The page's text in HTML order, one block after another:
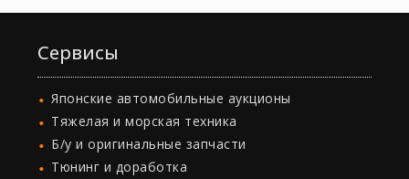
Сервисы
Японские автомобильные аукционы
Тяжелая и морская техника
Б/у и оригинальные запчасти
Тюнинг и доработка